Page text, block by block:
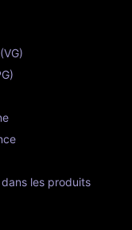
les produits